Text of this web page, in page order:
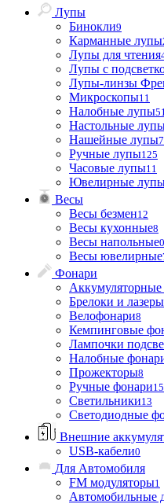
Лупы
Бинокли9
Карманные лупы
Лупы для чтения
Лупы с
Лупы-линзы
Микроскопы11
Налобные лупы
Настольные
Нашейные лупы7
Ручные лупы125
Часовые лупы11
Ювелирные
Весы
Весы безмен12
Весы кухонные8
Весы напольные0
Весы ювелирные
Фонари
Брелоки и лазеры
Велофонари8
Кемпинговые
Лампочки
Налобные
Прожекторы8
Ручные фонари15
Светильники13
Светодиодные
Внешние
USB-кабели0
Для Автомобиля
FM модуляторы1
Автомобильные